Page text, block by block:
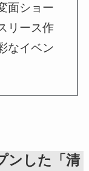
面ショー
リース作
なイベン
ンした「清